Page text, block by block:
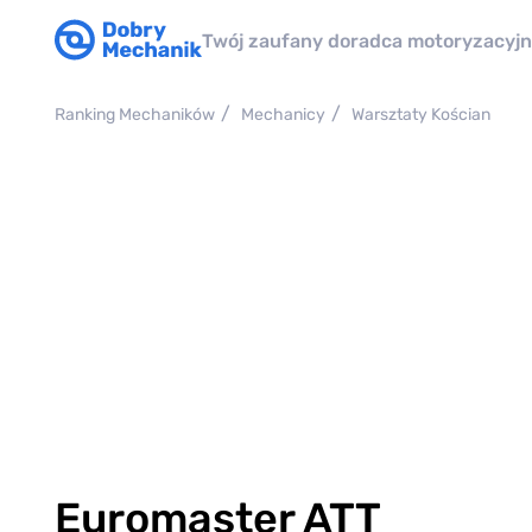
Twój zaufany doradca
Ranking Mechaników Mechanicy Warsztaty Kościan
Euromaster ATT